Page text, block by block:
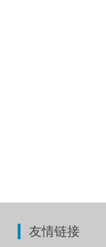
友情链接